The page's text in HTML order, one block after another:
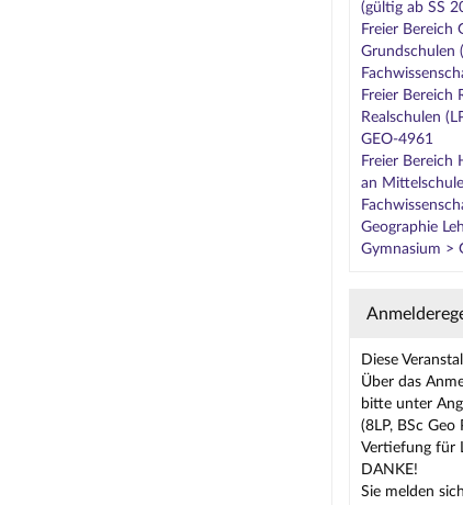
(gültig ab SS
Freier Bereich
Grundschulen
Freier Bereich
Realschulen
GEO-4961
Freier Bereich
an
Geographie
Gymnasium >
Diese
Über das
bitte unter
(8LP, BSc
Vertiefung für
DANKE!
Sie melden